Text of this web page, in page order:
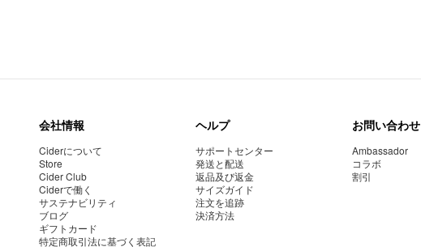
会社情報
Ciderについて
Store
Cider Club
Ciderで働く
サステナビリティ
ブログ
ギフトカード
特定商取引法に基づく表記
ヘルプ
サポートセンター
発送と配送
返品及び返金
サイズガイド
注文を追跡
決済方法
お問い合わせ
Ambassador
コラボ
割引